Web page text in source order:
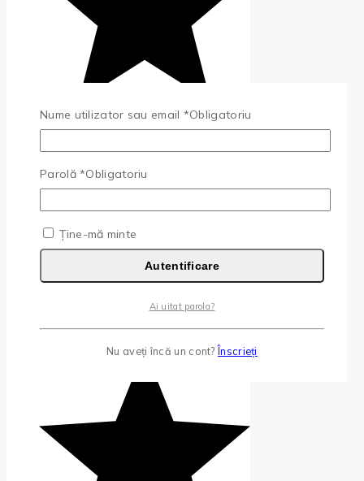
(0)
Nume utilizator sau email *Obligatoriu
Parolă*Obligatoriu
Ține-mă minte
Autentificare
Ai uitat parola?
Nu aveți încă un cont?Înscrieți